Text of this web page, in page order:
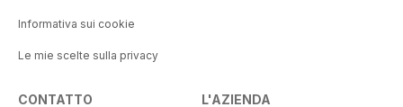
Informativa sui cookie
Le mie scelte sulla privacy
CONTATTO L'AZIENDA